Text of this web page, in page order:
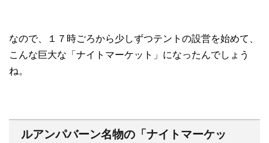
なので、１７時ごろから少しずつテントの設営を始めて、
こんな巨大な「ナイトマーケット」になったんでしょう
ね。
ルアンパバーン名物の「ナイトマーケッ